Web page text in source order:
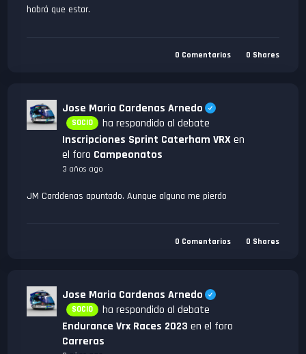
habrá que estar.
0 Comentarios 0 Shares
Jose Maria Cardenas Arnedo
SOCIO
ha respondido al debate
Inscripciones Sprint Caterham VRXen
el foro Campeonatos
3 años ago
JM Carddenas apuntado. Aunque alguna me pierdo
0 Comentarios 0 Shares
Jose Maria Cardenas Arnedo
SOCIO
ha respondido al debate
Endurance Vrx Races 2023 en el foro
Carreras